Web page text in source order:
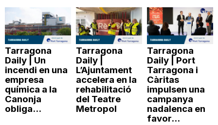
Tarragona
Daily | Un
incendi en una
empresa
química a la
Canonja
obliga...
Tarragona
Daily |
L’Ajuntament
accelera en la
rehabilitació
del Teatre
Metropol
Tarragona
Daily | Port
Tarragona i
Càritas
impulsen una
campanya
nadalenca en
favor...